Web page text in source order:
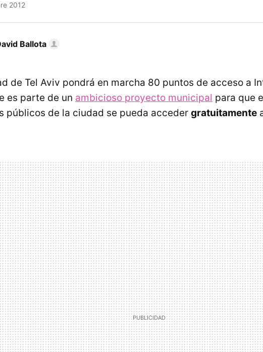
2012
Ballota
de Tel Aviv pondrá en marcha 80 puntos de acceso a
es parte de un ambicioso proyecto municipal para que
públicos de la ciudad se pueda acceder gratuitamente